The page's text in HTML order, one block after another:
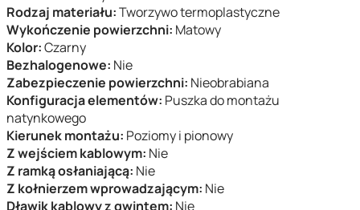
Rodzaj materiału:Tworzywo termoplastyczne
Wykończenie powierzchni: Matowy
Kolor:Czarny
Bezhalogenowe: Nie
Zabezpieczenie powierzchni: Nieobrabiana
Konfiguracja elementów: Puszka do montażu
natynkowego
Kierunek montażu: Poziomy i pionowy
Z wejściem kablowym: Nie
Z ramką osłaniającą: Nie
Z kołnierzem wprowadzającym: Nie
Dławik kablowy z gwintem: Nie